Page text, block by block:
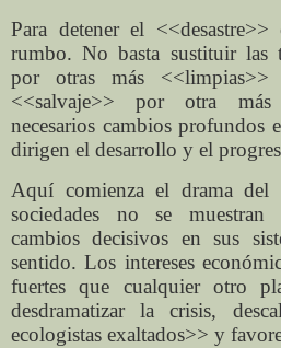
Para detener el
rumbo. No basta sustituir las
por otras más
<<salvaje>> por otra más
necesarios cambios profundos
dirigen el desarrollo y el
Aquí comienza el drama del
sociedades no se muestran
cambios decisivos en sus
sentido. Los intereses
fuertes que cualquier otro
desdramatizar la crisis,
ecologistas exaltados>> y